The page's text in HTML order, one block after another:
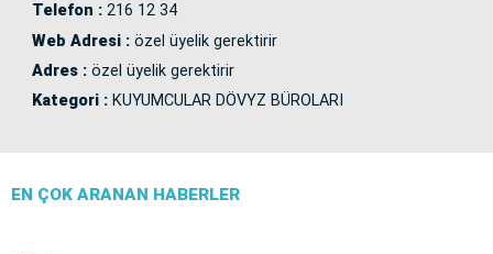
Telefon : 216 12 34
Web Adresi : özel üyelik gerektirir
Adres : özel üyelik gerektirir
Kategori : KUYUMCULAR DÖVYZ BÜROLARI
EN ÇOK ARANAN HABERLER